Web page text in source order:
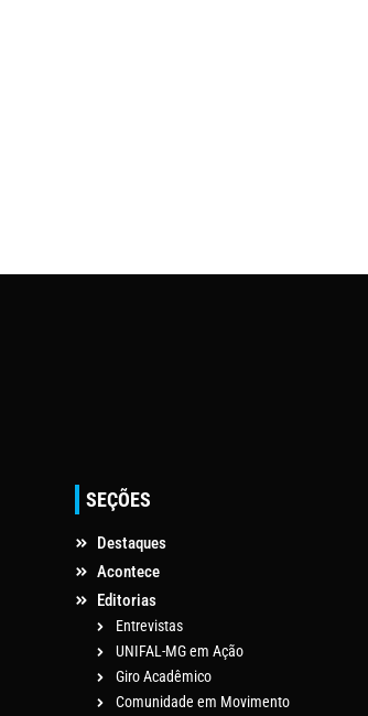
SEÇÕES
Destaques
Acontece
Editorias
Entrevistas
UNIFAL-MG em Ação
Giro Acadêmico
Comunidade em Movimento